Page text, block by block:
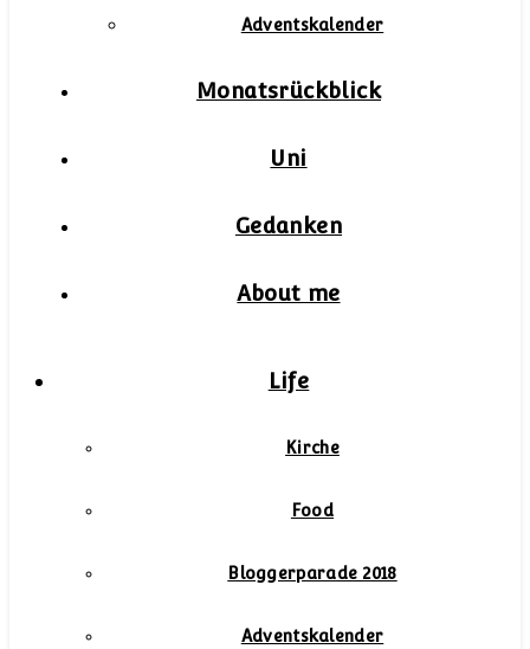
Adventskalender
Monatsrückblick
Uni
Gedanken
About me
Life
Kirche
Food
Bloggerparade 2018
Adventskalender